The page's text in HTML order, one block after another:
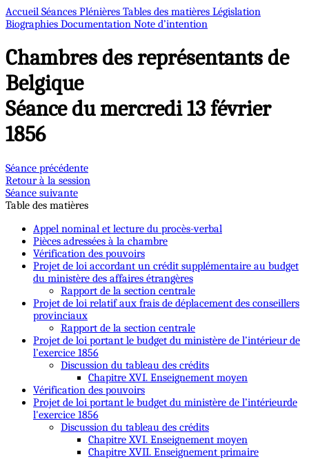
Accueil Séances Plénières Tables des matières Législation
Biographies Documentation Note d’intention
Chambres des représentants de
Belgique
Séance du mercredi 13 février
1856
Séance précédente
Retour à la session
Séance suivante
Table des matières
Appel nominal et lecture du procès-verbal
Pièces adressées à la chambre
Vérification des pouvoirs
Projet de loi accordant un crédit supplémentaire au budget
du ministère des affaires étrangères
Rapport de la section centrale
Projet de loi relatif aux frais de déplacement des conseillers
provinciaux
Rapport de la section centrale
Projet de loi portant le budget du ministère de l’intérieur de
l’exercice 1856
Discussion du tableau des crédits
Chapitre XVI. Enseignement moyen
Vérification des pouvoirs
Projet de loi portant le budget du ministère de l’intérieurde
l'exercice 1856
Discussion du tableau des crédits
Chapitre XVI. Enseignement moyen
Chapitre XVII. Enseignement primaire